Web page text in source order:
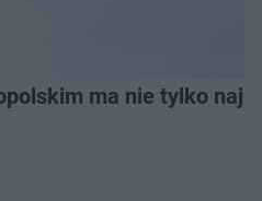
ma nie tylko